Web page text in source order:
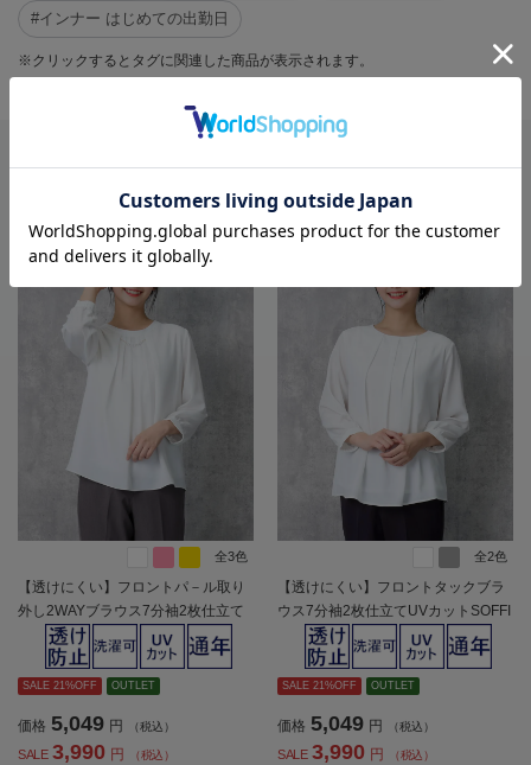
#インナー はじめての出勤日
※クリックするとタグに関連した商品が表示されます。
RECOMMEND
全3色
【透けにくい】フロントパ－ル取り
外し2WAYブラウス7分袖2枚仕立て
UVカットSOFFICE通年【レディー
SALE 21%OFF OUTLET
価格 5,049 円 （税込）
SALE 3,990 円 （税込）
全2色
【透けにくい】フロントタックブラ
ウス7分袖2枚仕立てUVカットSOFFI
CE通年【レディース】
SALE 21%OFF OUTLET
価格 5,049 円 （税込）
SALE 3,990 円 （税込）